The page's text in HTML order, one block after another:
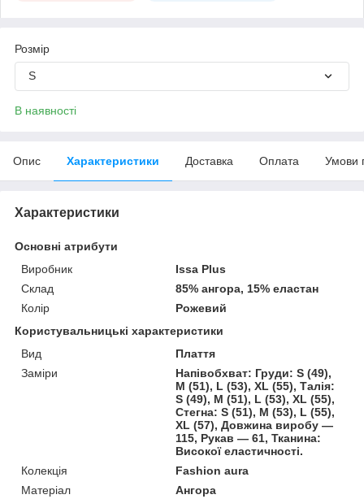
Розмір
S
В наявності
Опис Характеристики Доставка Оплата Умови
Характеристики
Основні атрибути
Виробник
Issa Plus
Склад
85% ангора, 15% еластан
Колір
Рожевий
Користувальницькі характеристики
Вид
Плаття
Заміри
Напівобхват: Груди: S (49),
M (51), L (53), XL (55), Талія:
S (49), M (51), L (53), XL (55),
Стегна: S (51), M (53), L (55),
XL (57), Довжина виробу —
115, Рукав — 61, Тканина:
Високої еластичності.
Колекція
Fashion aura
Матеріал
Ангора